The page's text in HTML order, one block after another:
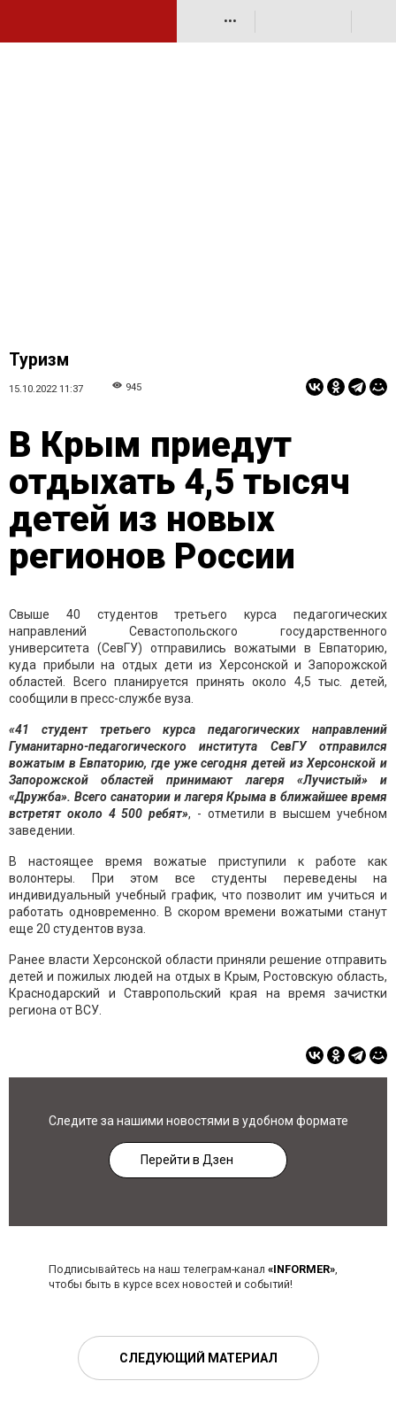
•••
Туризм
15.10.2022 11:37 945
В Крым приедут
отдыхать 4,5 тысяч
детей из новых
регионов России
Свыше 40 студентов третьего курса педагогических
направлений Севастопольского государственного
университета (СевГУ) отправились вожатыми в Евпаторию,
куда прибыли на отдых дети из Херсонской и Запорожской
областей. Всего планируется принять около 4,5 тыс. детей,
сообщили в пресс-службе вуза.
«41 студент третьего курса педагогических направлений
Гуманитарно-педагогического института СевГУ отправился
вожатым в Евпаторию, где уже сегодня детей из Херсонской и
Запорожской областей принимают лагеря «Лучистый» и
«Дружба». Всего санатории и лагеря Крыма в ближайшее время
встретят около 4 500 ребят», - отметили в высшем учебном
заведении.
В настоящее время вожатые приступили к работе как
волонтеры. При этом все студенты переведены на
индивидуальный учебный график, что позволит им учиться и
работать одновременно. В скором времени вожатыми станут
еще 20 студентов вуза.
Ранее власти Херсонской области приняли решение отправить
детей и пожилых людей на отдых в Крым, Ростовскую область,
Краснодарский и Ставропольский края на время зачистки
региона от ВСУ.
Следите за нашими новостями в удобном формате
Перейти в Дзен
Подписывайтесь на наш телеграм-канал «INFORMER»,
чтобы быть в курсе всех новостей и событий!
СЛЕДУЮЩИЙ МАТЕРИАЛ